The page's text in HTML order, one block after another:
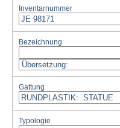
Inventarnummer
Bezeichnung
Gattung
Typologie